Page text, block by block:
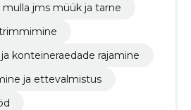
jms müük ja tarne
konteineraedade rajamine
ja ettevalmistus